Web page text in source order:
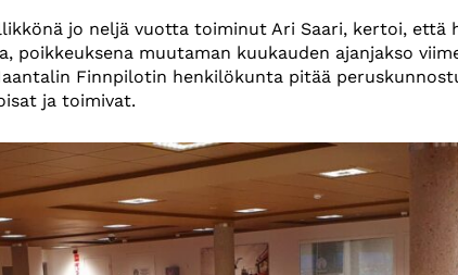
jo neljä vuotta toiminut Ari Saari, kertoi, että
poikkeuksena muutaman kuukauden ajanjakso
Finnpilotin henkilökunta pitää
ja toimivat.